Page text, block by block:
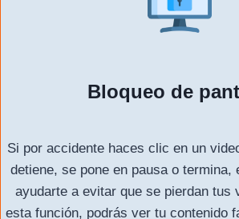
Bloqueo de
Si por accidente haces clic en un
detiene, se pone en pausa o termina,
ayudarte a evitar que se pierdan tus
esta función, podrás ver tu contenido